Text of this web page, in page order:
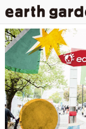
索
コ
ン
テ
ン
へ
ス
キ
ッ
プ